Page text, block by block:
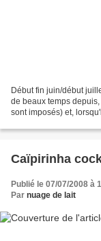
Début fin juin/début
de beaux temps
sont imposés) et,
Caïpirinha
Publié le 07/07/2008 à
Par nuage de lait